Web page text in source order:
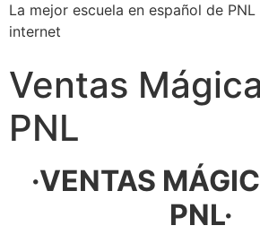
La mejor escuela en español de
internet
Ventas
PNL
·VENTAS
PNL·